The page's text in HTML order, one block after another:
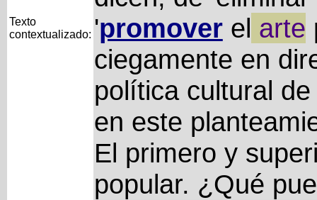
Texto
contextualizado: 'promoverel arte
ciegamente en
política cultural
en este
El primero y
popular. ¿Qué